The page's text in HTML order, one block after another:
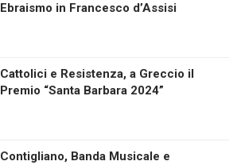
Ebraismo in Francesco d’Assisi
Cattolici e Resistenza, a Greccio il
Premio “Santa Barbara 2024”
Contigliano, Banda Musicale e